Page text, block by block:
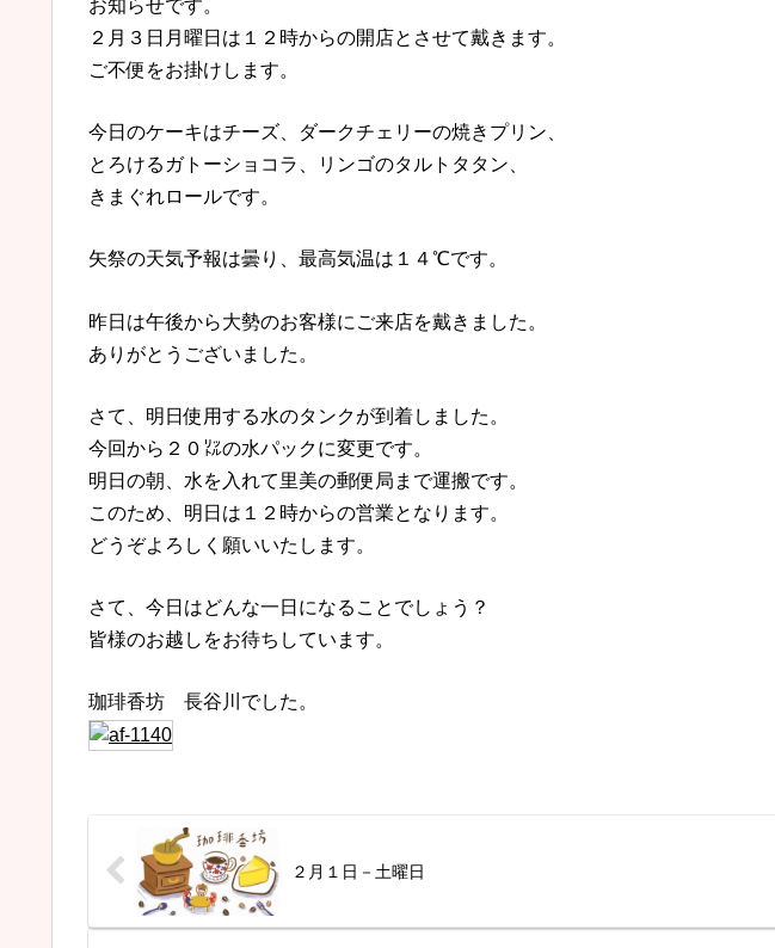
お知らせです。
２月３日月曜日は１２時からの開店とさせて戴きます。
ご不便をお掛けします。
今日のケーキはチーズ、ダークチェリーの焼きプリン、
とろけるガトーショコラ、リンゴのタルトタタン、
きまぐれロールです。
矢祭の天気予報は曇り、最高気温は１４℃です。
昨日は午後から大勢のお客様にご来店を戴きました。
ありがとうございました。
さて、明日使用する水のタンクが到着しました。
今回から２０㍑の水パックに変更です。
明日の朝、水を入れて里美の郵便局まで運搬です。
このため、明日は１２時からの営業となります。
どうぞよろしく願いいたします。
さて、今日はどんな一日になることでしょう？
皆様のお越しをお待ちしています。
珈琲香坊 長谷川でした。
２月１日－土曜日